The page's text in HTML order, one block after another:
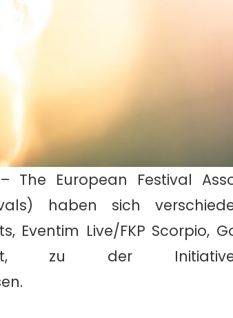
The European Festival
haben sich
Eventim Live/FKP Scorpio,
zu der